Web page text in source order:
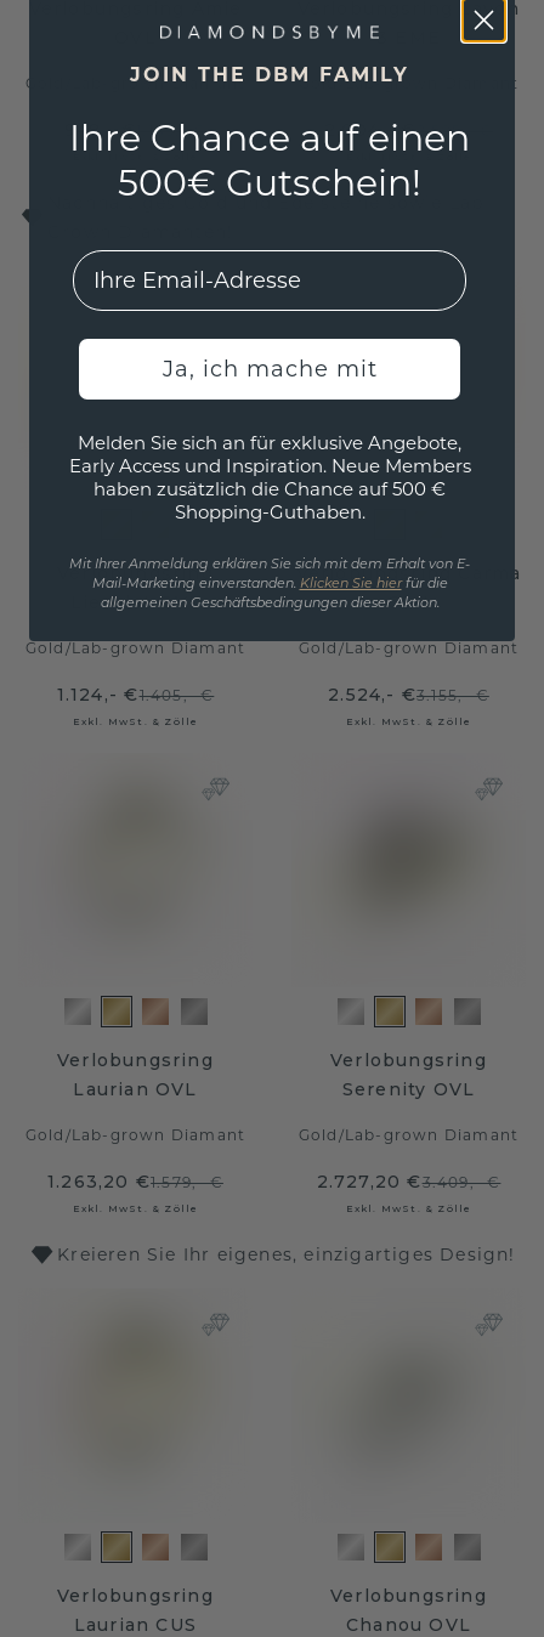
Gold Lab-grown Diamant
948,- €1.185,- €
Verlobungsring Lavon
3 EME
Gold/Lab-grown Diamant
2.004,- €2.505,- €
Nachhaltiges Gold und Edelsteine sowie Lab
Verlobungsring
Lieselot OVL
Gold /Lab-grown Diamant
1.124,- €1.405,- €
Exkl. MwSt. & Zölle
Verlobungsring Carma
CSH
Gold /Lab-grown Diamant
2.524,- €3.155,- €
Exkl. MwSt. & Zölle
Verlobungsring
Laurian OVL
Gold /Lab-grown Diamant
1.263,20 €1.579,- €
Exkl. MwSt. & Zölle
Verlobungsring
Serenity OVL
Gold /Lab-grown Diamant
2.727,20 €3.409,- €
Exkl. MwSt. & Zölle
Kreieren Sie Ihr eigenes, einzigartiges Design!
Verlobungsring
Laurian CUS
Verlobungsring
Chanou OVL
JOIN THE DBM FAMILY
Ihre Chance auf einen
500€ Gutschein!
EMail
Ja, ich mache mit
Melden Sie sich an für exklusive Angebote,
Early Access und Inspiration. Neue Members
haben zusätzlich die Chance auf 500 €
Shopping-Guthaben.
Mit Ihrer Anmeldung erklären Sie sich mit dem Erhalt von E-
Mail-Marketing einverstanden. Klicken Sie hierfür die
allgemeinen Geschäftsbedingungen dieser Aktion.